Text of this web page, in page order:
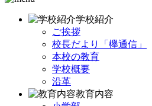
学校紹介
ご挨拶
校長だより「欅通信」
本校の教育
学校概要
沿革
教育内容